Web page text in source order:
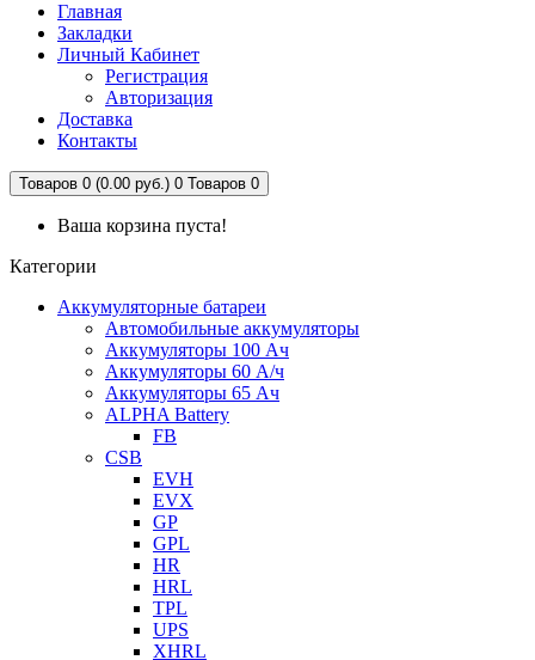
Главная
Закладки
Личный Кабинет
Регистрация
Авторизация
Доставка
Контакты
Товаров 0 (0.00 руб.) 0 Товаров 0
Ваша корзина пуста!
Категории
Аккумуляторные батареи
Автомобильные аккумуляторы
Аккумуляторы 100 Ач
Аккумуляторы 60 А/ч
Аккумуляторы 65 Ач
ALPHA Battery
FB
CSB
EVH
EVX
GP
GPL
HR
HRL
TPL
UPS
XHRL